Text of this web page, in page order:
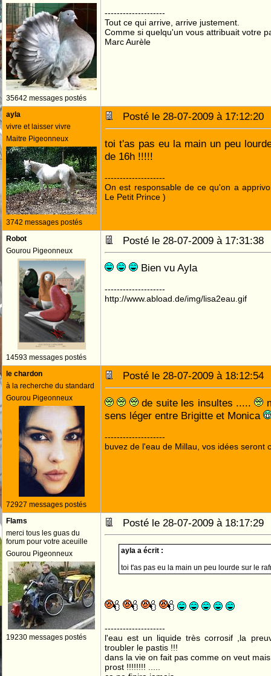
35642 messages postés
--------------------
Tout ce qui arrive, arrive justement.
Comme si quelqu'un vous attribuait votre
Marc Aurèle
ayla
vivre et laisser vivre
Maitre Pigeonneux
3742 messages postés
Posté le 28-07-2009 à
toi t'as pas eu la main un peu
de 16h !!!!!
--------------------
On est responsable de ce qu'on a
Le Petit Prince )
Robot
Gourou Pigeonneux
14593 messages postés
Posté le 28-07-2009 à
Bien vu Ayla
--------------------
http://www.abload.de/img/lisa2eau.gif
le chardon
à la recherche du standard
Gourou Pigeonneux
72927 messages postés
Posté le 28-07-2009 à
de suite les insultes .....
sens léger entre Brigitte et Monica
--------------------
buvez de l'eau de Millau, vos idées seront
Flams
merci tous les guas du
forum pour votre aceuille
Gourou Pigeonneux
19230 messages postés
Posté le 28-07-2009 à
ayla a écrit :
toi t'as pas eu la main un peu lourde sur le
--------------------
l'eau est un liquide très corrosif ,la
troubler le pastis !!!
dans la vie on fait pas comme on veut
prost !!!!!!!! .....